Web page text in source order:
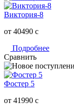
Виктория-8
от 40490 c
Подробнее
Сравнить
Фостер 5
от 41990 c